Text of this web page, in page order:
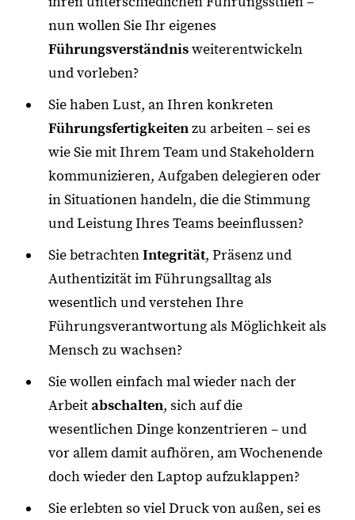
nun wollen Sie Ihr eigenes
Führungsverständnisweiterentwickeln
und vorleben?
Sie haben Lust, an Ihren konkreten
Führungsfertigkeitenzu arbeiten – sei es
wie Sie mit Ihrem Team und Stakeholdern
kommunizieren, Aufgaben delegieren oder
in Situationen handeln, die die Stimmung
und Leistung Ihres Teams beeinflussen?
Sie betrachtenIntegrität, Präsenz und
Authentizität im Führungsalltag als
wesentlich und verstehen Ihre
Führungsverantwortung als Möglichkeit als
Mensch zu wachsen?
Sie wollen einfach mal wieder nach der
Arbeitabschalten, sich auf die
wesentlichen Dinge konzentrieren – und
vor allem damit aufhören, am Wochenende
doch wieder den Laptop aufzuklappen?
Sie erlebten so viel Druck von außen, sei es